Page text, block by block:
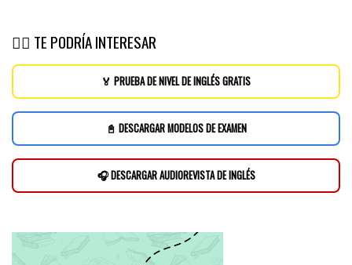
👉🏽 TE PODRÍA INTERESAR
🏅 PRUEBA DE NIVEL DE INGLÉS GRATIS
📓 DESCARGAR MODELOS DE EXAMEN
🎧 DESCARGAR AUDIOREVISTA DE INGLÉS